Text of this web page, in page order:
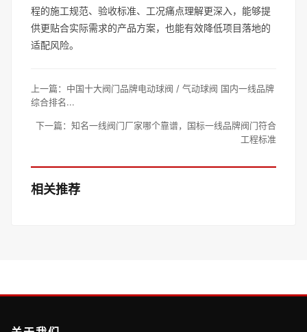
程的施工规范、验收标准、工况痛点理解更深入，能够提
供更贴合实际需求的产品方案，也能有效降低项目落地的
适配风险。
上一篇： 中国十大阀门品牌电动球阀 / 气动球阀 国内一线品牌
综合排名...
下一篇： 知名一线阀门厂家哪个靠谱，国标一线品牌阀门符合
工程标准
相关推荐